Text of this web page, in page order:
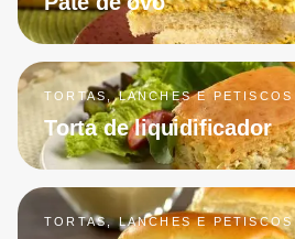
TORTAS, LANCHES E PETISCOS
Torta de liquidificador
TORTAS, LANCHES E PETISCOS